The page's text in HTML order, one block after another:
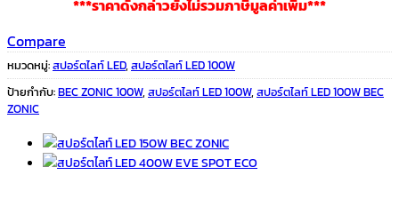
***ราคาดังกล่าวยังไม่รวมภาษีมูลค่าเพิ่ม***
Compare
หมวดหมู่:สปอร์ตไลท์ LED, สปอร์ตไลท์ LED 100W
ป้ายกำกับ:BEC ZONIC 100W, สปอร์ตไลท์ LED 100W, สปอร์ตไลท์ LED 100W BEC
ZONIC